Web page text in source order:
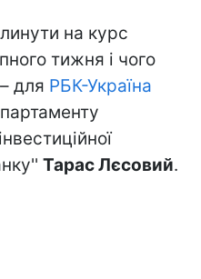
на курс
тижня і чого
для РБК-Україна
Тарас Лєсовий.